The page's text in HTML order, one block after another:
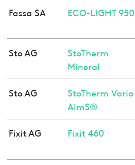
Fassa SA ECO-LIGHT 950
Sto AG
StoTherm
Mineral
Sto AG
StoTherm Vario
AimS®
Fixit AG Fixit 460